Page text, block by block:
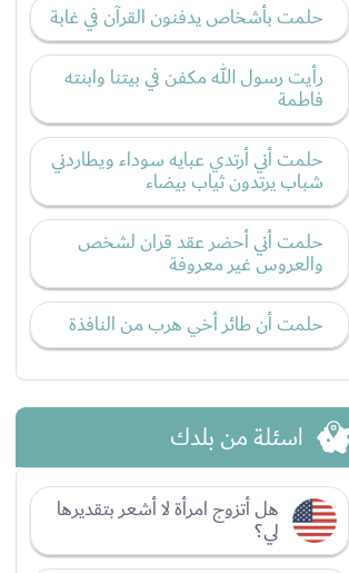
حلمت بأشخاص يدفنون القرآن في غابة
رأيت رسول الله مكفن في بيتنا وابنته
فاطمة
حلمت أني أرتدي عبايه سوداء ويطاردني
شباب يرتدون ثياب بيضاء
حلمت أني أحضر عقد قران لشخص
والعروس غير معروفة
حلمت أن طائر أخي هرب من النافذة
اسئلة من بلدك
هل أتزوج امرأة لا أشعر بتقديرها
لي؟